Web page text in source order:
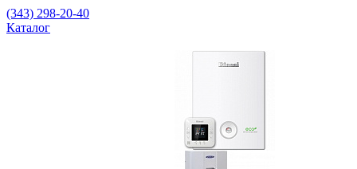
(343) 298-20-40
Каталог